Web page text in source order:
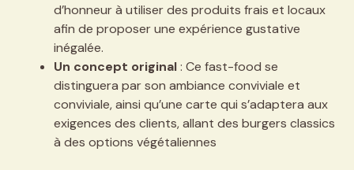
d’honneur à utiliser des produits frais et locaux
afin de proposer une expérience gustative
inégalée.
Un concept original: Ce fast-food se
distinguera par son ambiance conviviale et
conviviale, ainsi qu’une carte qui s’adaptera aux
exigences des clients, allant des burgers classics
à des options végétaliennes